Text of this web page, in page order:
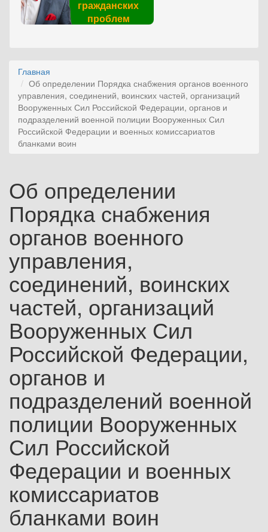
гражданских
проблем
Главная
Об определении Порядка снабжения органов военного
управления, соединений, воинских частей, организаций
Вооруженных Сил Российской Федерации, органов и
подразделений военной полиции Вооруженных Сил
Российской Федерации и военных комиссариатов
бланками воин
Об определении
Порядка снабжения
органов военного
управления,
соединений, воинских
частей, организаций
Вооруженных Сил
Российской Федерации,
органов и
подразделений военной
полиции Вооруженных
Сил Российской
Федерации и военных
комиссариатов
бланками воин